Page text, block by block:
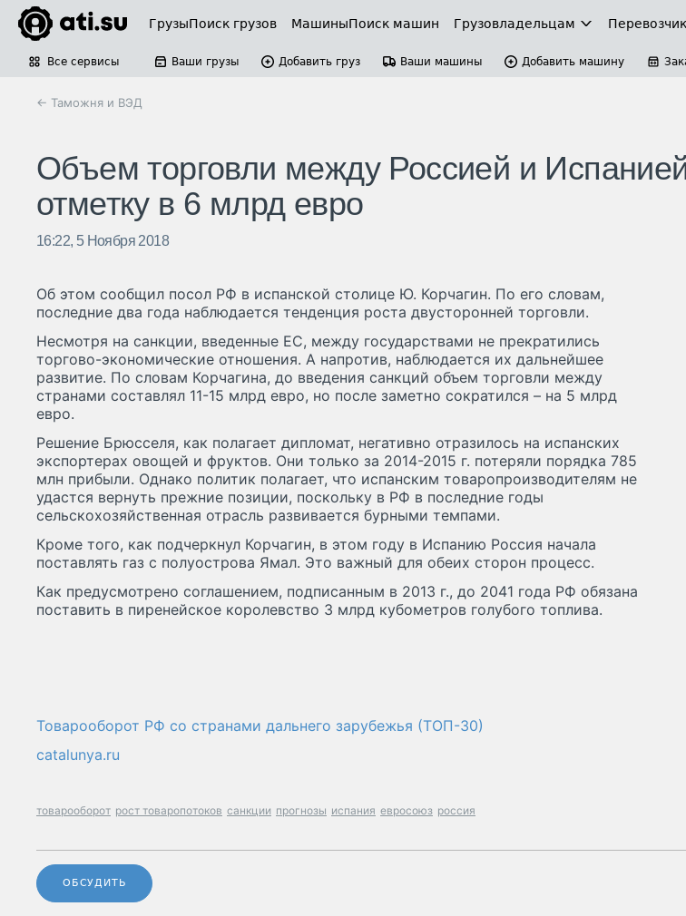
ГрузыПоиск грузов МашиныПоиск машин Грузовладельцам
Все сервисы Ваши грузы Добавить груз Ваши машины Добавить машину
← Таможня и ВЭД
Объем торговли между Россией и
отметку в 6 млрд евро
16:22, 5 Ноября 2018
Об этом сообщил посол РФ в испанской столице Ю. Корчагин. По его словам,
последние два года наблюдается тенденция роста двусторонней торговли.
Несмотря на санкции, введенные ЕС, между государствами не прекратились
торгово-экономические отношения. А напротив, наблюдается их дальнейшее
развитие. По словам Корчагина, до введения санкций объем торговли между
странами составлял 11-15 млрд евро, но после заметно сократился – на 5 млрд
евро.
Решение Брюсселя, как полагает дипломат, негативно отразилось на испанских
экспортерах овощей и фруктов. Они только за 2014-2015 г. потеряли порядка 785
млн прибыли. Однако политик полагает, что испанским товаропроизводителям не
удастся вернуть прежние позиции, поскольку в РФ в последние годы
сельскохозяйственная отрасль развивается бурными темпами.
Кроме того, как подчеркнул Корчагин, в этом году в Испанию Россия начала
поставлять газ с полуострова Ямал. Это важный для обеих сторон процесс.
Как предусмотрено соглашением, подписанным в 2013 г., до 2041 года РФ обязана
поставить в пиренейское королевство 3 млрд кубометров голубого топлива.
Товарооборот РФ со странами дальнего зарубежья (ТОП-30)
catalunya.ru
товарооборот рост товаропотоков санкции прогнозы испания евросоюз россия
ОБСУДИТЬ